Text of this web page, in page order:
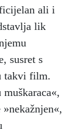
ali i
lik
susret s
takvi film.